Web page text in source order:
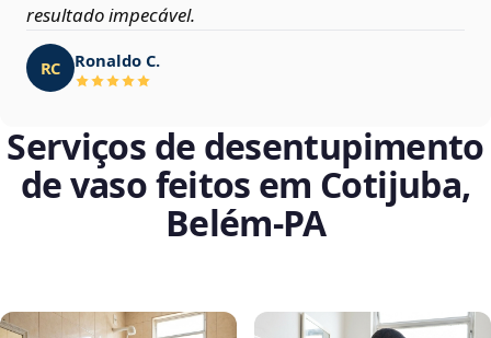
resultado impecável.
RC Ronaldo C.
Serviços de desentupimento
de vaso feitos em Cotijuba,
Belém‑PA